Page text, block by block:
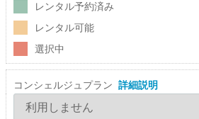
レンタル予約済み
レンタル可能
選択中
コンシェルジュプラン 詳細説明